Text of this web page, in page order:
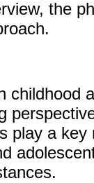
the
childhood
play a